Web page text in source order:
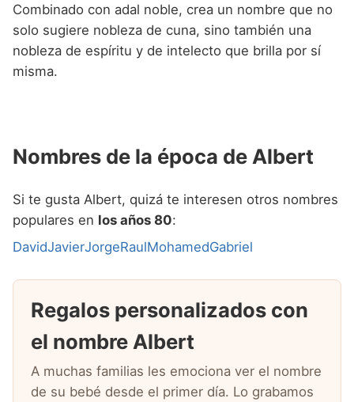
Combinado con adal noble, crea un nombre que no
solo sugiere nobleza de cuna, sino también una
nobleza de espíritu y de intelecto que brilla por sí
misma.
Nombres de la época de Albert
Si te gusta Albert, quizá te interesen otros nombres
populares en los años 80:
DavidJavierJorgeRaulMohamedGabriel
Regalos personalizados con
el nombre Albert
A muchas familias les emociona ver el nombre
de su bebé desde el primer día. Lo grabamos